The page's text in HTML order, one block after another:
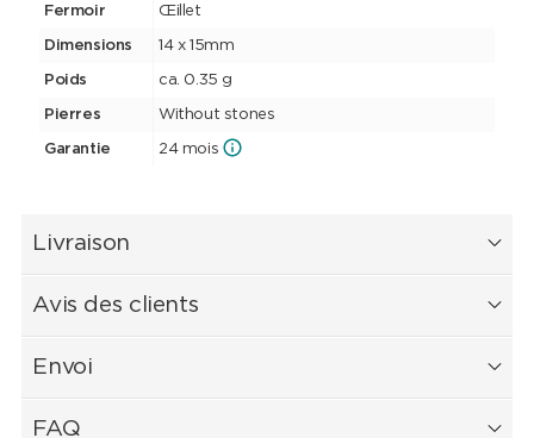
Fermoir Œillet
Dimensions 14 x 15mm
Poids ca. 0.35 g
Pierres Without stones
Garantie 24 mois
Livraison
Avis des clients
Envoi
FAQ